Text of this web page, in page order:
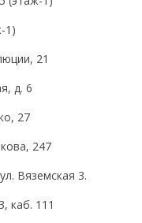
1)
21
д. 6
27
247
Вяземская 3.
каб. 111